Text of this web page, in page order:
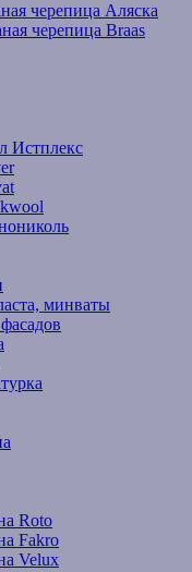
черепица Аляска
черепица Braas
Истплекс
минваты
Roto
Fakro
Velux